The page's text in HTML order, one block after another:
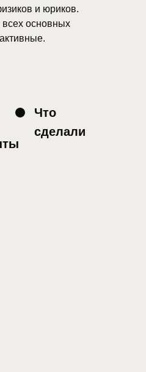
и юриков.
основных
Что
сделали